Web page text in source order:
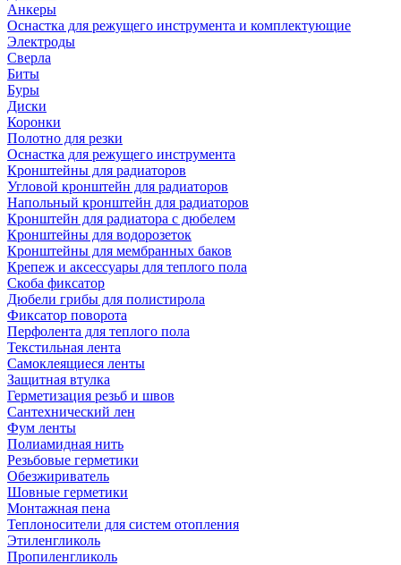
Анкеры
Оснастка для режущего инструмента и комплектующие
Электроды
Сверла
Биты
Буры
Диски
Коронки
Полотно для резки
Оснастка для режущего инструмента
Кронштейны для радиаторов
Угловой кронштейн для радиаторов
Напольный кронштейн для радиаторов
Кронштейн для радиатора с дюбелем
Кронштейны для водорозеток
Кронштейны для мембранных баков
Крепеж и аксессуары для теплого пола
Скоба фиксатор
Дюбели грибы для полистирола
Фиксатор поворота
Перфолента для теплого пола
Текстильная лента
Самоклеящиеся ленты
Защитная втулка
Герметизация резьб и швов
Сантехнический лен
Фум ленты
Полиамидная нить
Резьбовые герметики
Обезжириватель
Шовные герметики
Монтажная пена
Теплоносители для систем отопления
Этиленгликоль
Пропиленгликоль